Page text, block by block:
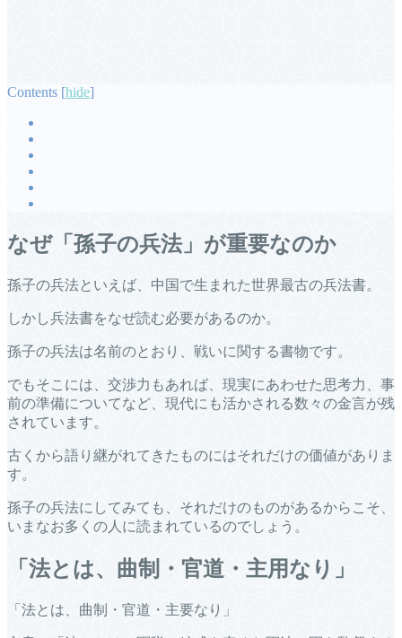
Contents [hide]
なぜ「孫子の兵法」が重要なのか
孫子の兵法といえば、中国で生まれた世界最古の兵法書。
しかし兵法書をなぜ読む必要があるのか。
孫子の兵法は名前のとおり、戦いに関する書物です。
でもそこには、交渉力もあれば、現実にあわせた思考力、事
前の準備についてなど、現代にも活かされる数々の金言が残
されています。
古くから語り継がれてきたものにはそれだけの価値がありま
す。
孫子の兵法にしてみても、それだけのものがあるからこそ、
いまなお多くの人に読まれているのでしょう。
「法とは、曲制・官道・主用なり」
「法とは、曲制・官道・主要なり」